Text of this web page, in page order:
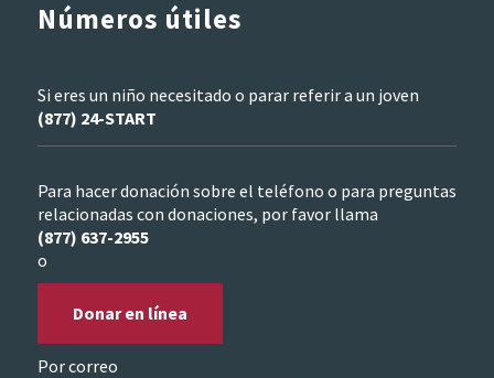
Números útiles
Si eres un niño necesitado o parar referir a un joven
(877) 24-START
Para hacer donación sobre el teléfono o para preguntas
relacionadas con donaciones, por favor llama
(877) 637-2955
o
Donar en línea
Por correo